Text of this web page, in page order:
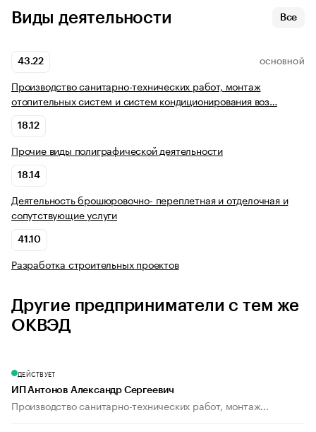
Виды деятельности Все
43.22 ОСНОВНОЙ
Производство санитарно-технических работ, монтаж
отопительных систем и систем кондиционирования воз…
18.12
Прочие виды полиграфической деятельности
18.14
Деятельность брошюровочно- переплетная и отделочная и
сопутствующие услуги
41.10
Разработка строительных проектов
Другие предприниматели с тем же
ОКВЭД
ДЕЙСТВУЕТ
ИП Антонов Александр Сергеевич
Производство санитарно-технических работ, монтаж...